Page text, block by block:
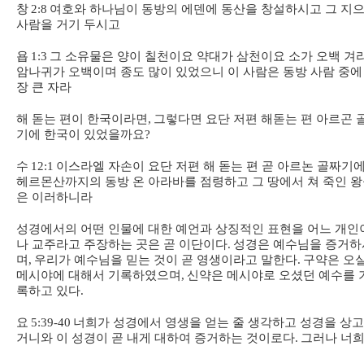
창 2:8 여호와 하나님이 동방의 에덴에 동산을 창설하시고 그 지
사람을 거기 두시고
욥 1:3 그 소유물은 양이 칠천이요 약대가 삼천이요 소가 오백 겨
암나귀가 오백이며 종도 많이 있었으니 이 사람은 동방 사람 중
장 큰 자라
해 돋는 편이 한국이라면 , 그렇다면 요단 저편 해돋는 편 아르곤
기에 한국이 있었을까요?
수 12:1 이스라엘 자손이 요단 저편 해 돋는 편 곧 아르논 골짜기
헤르몬산까지의 동방 온 아라바를 점령하고 그 땅에서 쳐 죽인
은 이러하니라
성경에서의 어떤 인물에 대한 예언과 상징적인 표현을 어느 개인
나 교주라고 주장하는 곳은 곧 이단이다. 성경은 예수님을 증거하
며 , 우리가 예수님을 믿는 것이 곧 영생이라고 말한다. 구약은 오
메시야에 대해서 기록하였으며 , 신약은 메시야로 오셨던 예수를
록하고 있다.
요 5:39-40 너희가 성경에서 영생을 얻는 줄 생각하고 성경을 상
거니와 이 성경이 곧 내게 대하여 증거하는 것이로다. 그러나 너